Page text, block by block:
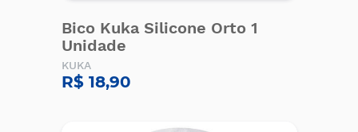
Bico Kuka Silicone Orto 1
Unidade
KUKA
R$ 18,90